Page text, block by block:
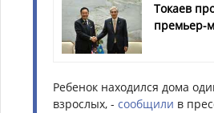
Токаев
премьер-
Ребенок находился дома
взрослых, - сообщили в